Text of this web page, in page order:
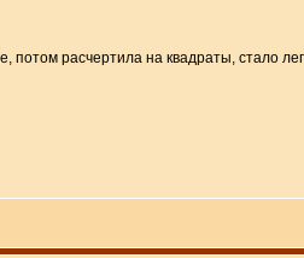
потом расчертила на квадраты, стало